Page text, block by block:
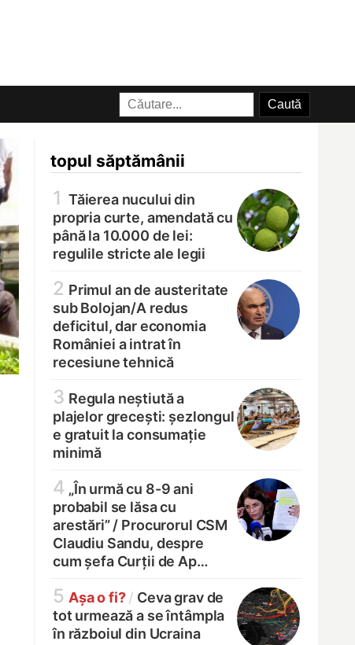
topul săptămânii
1 Tăierea nucului din
propria curte, amendată cu
până la 10.000 de lei:
regulile stricte ale legii
2 Primul an de austeritate
sub Bolojan/A redus
deficitul, dar economia
României a intrat în
recesiune tehnică
3 Regula neștiută a
plajelor grecești: șezlongul
e gratuit la consumație
minimă
4 „În urmă cu 8-9 ani
probabil se lăsa cu
arestări” / Procurorul CSM
Claudiu Sandu, despre
cum șefa Curții de Ap…
5 Așa o fi? / Ceva grav de
tot urmează a se întâmpla
în războiul din Ucraina